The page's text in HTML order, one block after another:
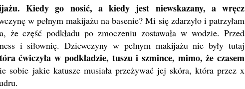
Kiedy go nosić, a kiedy jest niewskazany, a wręcz
w pełnym makijażu na basenie? Mi się zdarzyło i patrzyłam
że część podkładu po zmoczeniu zostawała w wodzie. Przed
i siłownię. Dziewczyny w pełnym makijażu nie były tutaj
ćwiczyła w podkładzie, tuszu i szmince, mimo, że czasem
sobie jakie katusze musiała przeżywać jej skóra, która przez x